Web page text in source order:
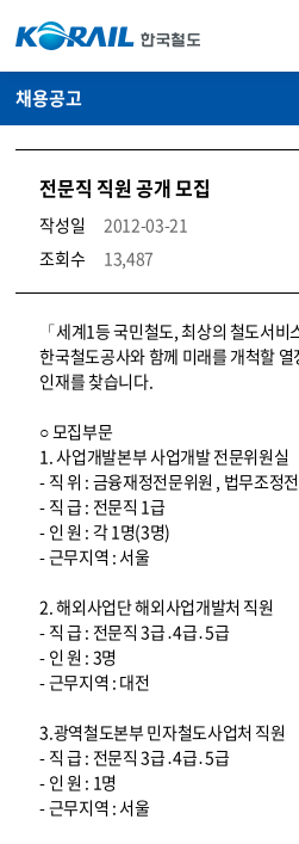
채용공고
전문직 직원 공개 모집
작성일
2012-03-21
조회수
13,487
코레일소개_경영공시_채용공고 상세보기 – 내용, 파일, 담당자 연락처로 구성
「세계1등 국민철도, 최상의 철도서비
한국철도공사와 함께 미래를 개척할
인재를 찾습니다.
○ 모집부문
1. 사업개발본부 사업개발 전문위원실
- 직 위 : 금융재정전문위원 , 법무조정
- 직 급 : 전문직 1급
- 인 원 : 각 1명(3명)
- 근무지역 : 서울
2. 해외사업단 해외사업개발처 직원
- 직 급 : 전문직 3급․4급․5급
- 인 원 : 3명
- 근무지역 : 대전
3.광역철도본부 민자철도사업처 직원
- 직 급 : 전문직 3급․4급․5급
- 인 원 : 1명
- 근무지역 : 서울